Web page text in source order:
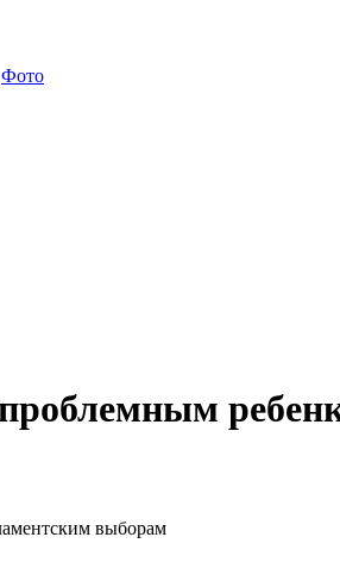
Фото
выборам